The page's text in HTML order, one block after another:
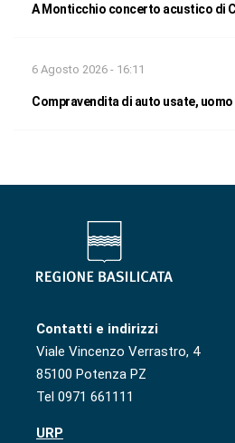
A Monticchio concerto acustico di
6 Agosto 2026 - 16:11
Compravendita di auto usate,
Contatti e indirizzi
Viale Vincenzo Verrastro, 4
85100 Potenza PZ
Tel 0971 661111
URP